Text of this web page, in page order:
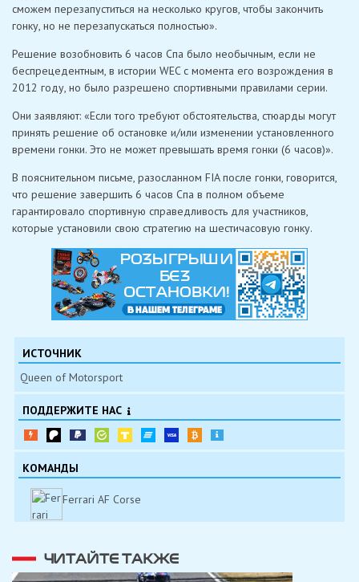
сможем перезапуститься на несколько кругов, чтобы закончить
гонку, но не перезапускаться полностью».
Решение возобновить 6 часов Спа было необычным, если не
беспрецедентным, в истории WEC с момента его возрождения в
2012 году, но было разрешено спортивными правилами серии.
Они заявляют: «Если того требуют обстоятельства, стюарды могут
принять решение об остановке и/или изменении установленного
времени гонки. Это не может превышать время гонки (6 часов)».
В пояснительном письме, разосланном FIA после гонки, говорится,
что решение завершить 6 часов Спа в полном объеме
гарантировало спортивную справедливость для участников,
которые установили свою стратегию на шестичасовую гонку.
ИСТОЧНИК
Queen of Motorsport
ПОДДЕРЖИТЕ НАС
КОМАНДЫ
Ferrari AF Corse
ЧИТАЙТЕ ТАКЖЕ